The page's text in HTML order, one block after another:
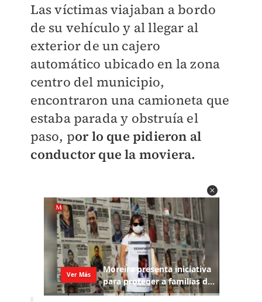
Las víctimas viajaban a bordo
de su vehículo y al llegar al
exterior de un cajero
automático ubicado en la zona
centro del municipio,
encontraron una camioneta que
estaba parada y obstruía el
paso, por lo que pidieron al
conductor que la moviera.